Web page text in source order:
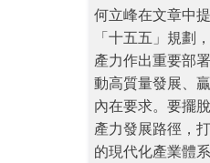
何立峰在文章中
「十五五」規劃
產力作出重要部
動高質量發展、
內在要求。要擺
產力發展路徑，
的現代化產業體系